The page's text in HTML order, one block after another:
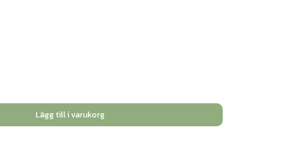
Lägg till i varukorg